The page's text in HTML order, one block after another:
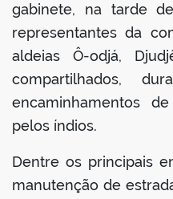
gabinete, na tarde
representantes da
aldeias Ô-odjá,
compartilhados,
encaminhamentos
pelos índios.
Dentre os principais
manutenção de